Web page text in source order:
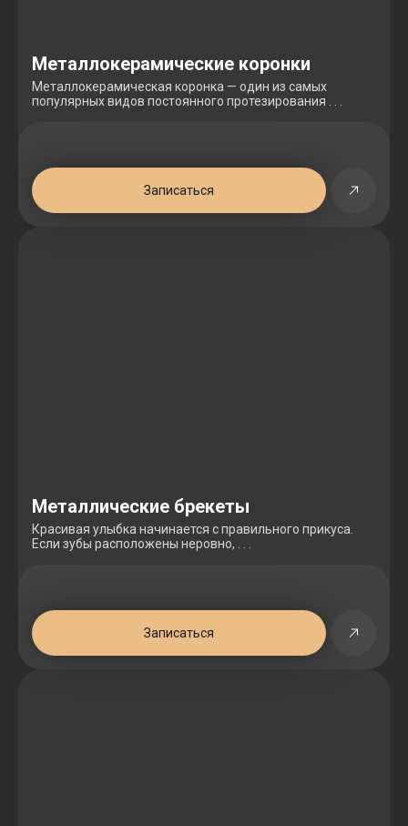
Металлокерамические коронки
Металлокерамическая коронка — один из самых
популярных видов постоянного протезирования . . .
Записаться
Металлические брекеты
Красивая улыбка начинается с правильного прикуса.
Если зубы расположены неровно, . . .
Записаться